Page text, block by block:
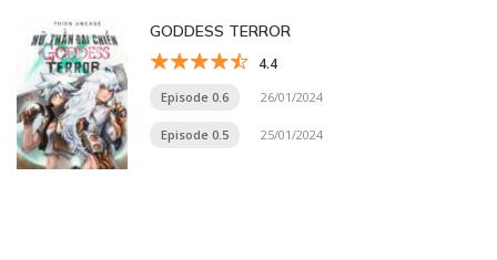
GODDESS TERROR
4.4
Episode 0.6 26/01/2024
Episode 0.5 25/01/2024